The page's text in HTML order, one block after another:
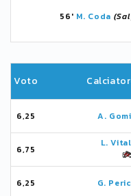
56' M. Coda
Voto
6,25 A.
6,75
L.
6,25 G.